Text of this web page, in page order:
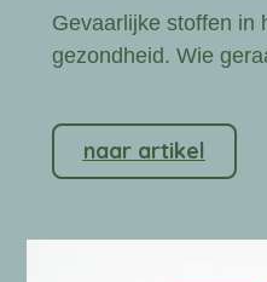
Gevaarlijke stoffen in
gezondheid. Wie
naar artikel